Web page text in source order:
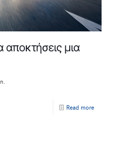
αποκτήσεις μια
Read more